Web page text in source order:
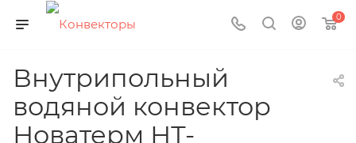
0
Внутрипольный
водяной конвектор
Новатерм НТ-